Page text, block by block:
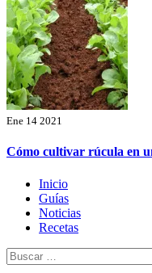
Ene 14 2021
Cómo cultivar rúcula en
Menú
principal
Inicio
Guías
Noticias
Recetas
Buscar: